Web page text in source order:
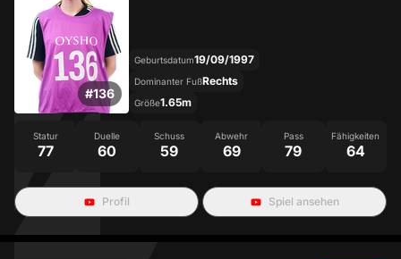
#136
Geburtsdatum19/09/1997
Dominanter FußRechts
Größe1.65m
Statur
77
Duelle
60
Schuss
59
Abwehr
69
Pass
79
Fähigkeiten
64
Profil Spiel ansehen